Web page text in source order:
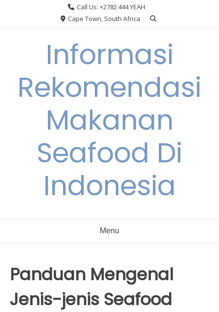
Call Us: +2782 444 YEAH
Cape Town, South Africa
Informasi
Rekomendasi
Makanan
Seafood Di
Indonesia
Menu
Panduan Mengenal
Jenis-jenis Seafood